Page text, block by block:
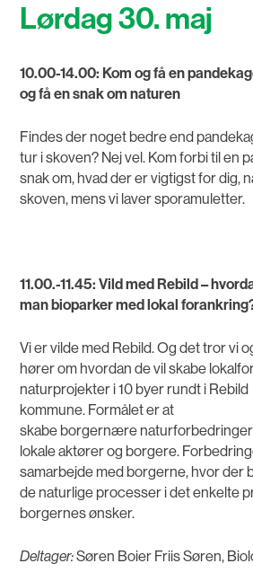
Lørdag 30. maj
10.00-14.00: Kom og få en
og få en snak om naturen
Findes der noget bedre end
tur i skoven? Nej vel. Kom forbi til en
snak om, hvad der er vigtigst for dig,
skoven, mens vi laver sporamuletter.
11.00.-11.45: Vild med Rebild –
man bioparker med lokal
Vi er vilde med Rebild. Og det tror vi
hører om hvordan de vil skabe
naturprojekter i 10 byer rundt i Rebild
kommune. Formålet er at
skabe borgernære naturforbedringer
lokale aktører og borgere.
samarbejde med borgerne, hvor der
de naturlige processer i det enkelte
borgernes ønsker.
Deltager:Søren Boier Friis Søren,